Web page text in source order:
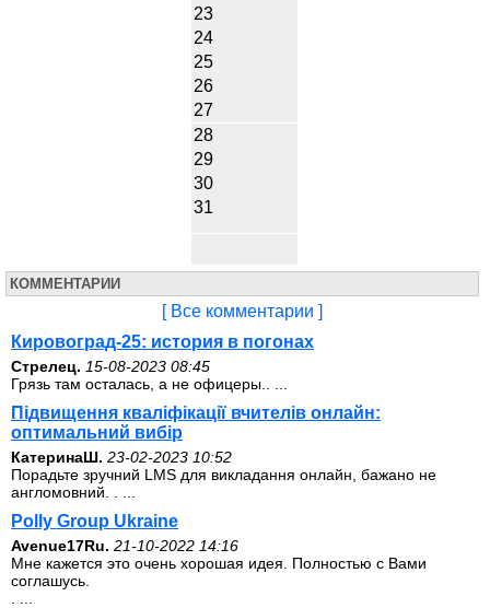
23
24
25
26
27
28
29
30
31
КОММЕНТАРИИ
[ Все комментарии ]
Кировоград-25: история в погонах
Стрелец. 15-08-2023 08:45
Грязь там осталась, а не офицеры.. ...
Підвищення кваліфікації вчителів онлайн:
оптимальний вибір
КатеринаШ. 23-02-2023 10:52
Порадьте зручний LMS для викладання онлайн, бажано не
англомовний. . ...
Polly Group Ukraine
Avenue17Ru. 21-10-2022 14:16
Мне кажется это очень хорошая идея. Полностью с Вами
соглашусь.